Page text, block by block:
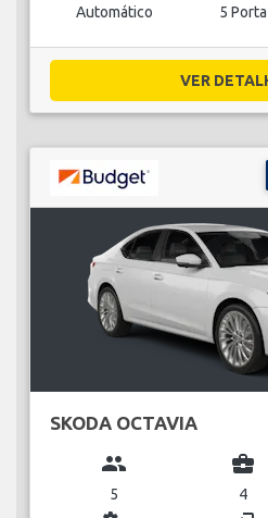
Automático 5 Porta
VER
SKODA OCTAVIA
group
5
business_center
4